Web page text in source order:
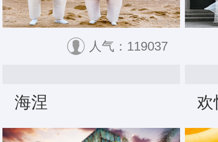
人气：119037
海涅 欢